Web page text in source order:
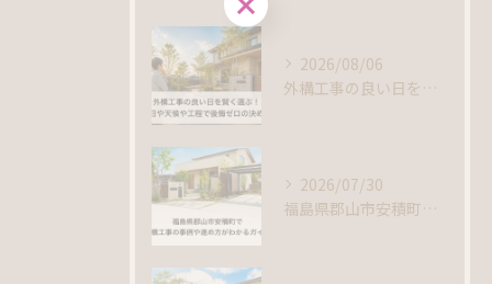
2026/08/06
外構工事の良い日を賢く選ぶ！吉日や天候や工程で後悔ゼロの決め方
2026/07/30
福島県郡山市安積町で外構工事の事例や進め方がわかるガイド